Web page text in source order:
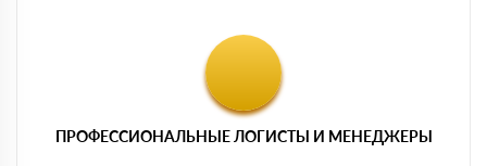
ПРОФЕССИОНАЛЬНЫЕ ЛОГИСТЫ И МЕНЕДЖЕРЫ